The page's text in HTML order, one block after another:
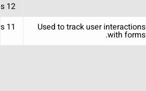
12 months
Used to track user interactions
with forms.
11 years